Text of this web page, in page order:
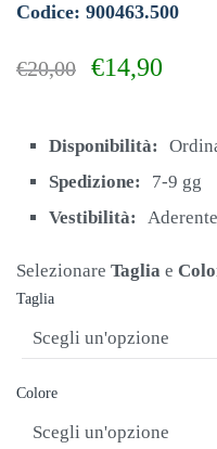
Codice: 900463.500
€20,00
era:
€14,90
è:
Disponibilità:
Spedizione:
7-9 gg
Vestibilità:
Aderente
Selezionare Taglia e
Taglia
Colore